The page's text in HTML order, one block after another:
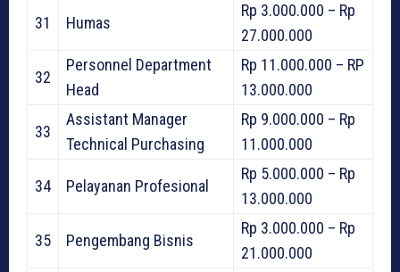
31 Humas
Rp 3.000.000 – Rp
27.000.000
32
Personnel Department
Head
Rp 11.000.000 – RP
13.000.000
33
Assistant Manager
Technical Purchasing
Rp 9.000.000 – Rp
11.000.000
34 Pelayanan Profesional
Rp 5.000.000 – Rp
13.000.000
35 Pengembang Bisnis
Rp 3.000.000 – Rp
21.000.000